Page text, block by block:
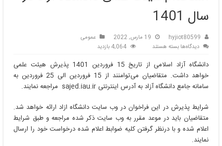
سال 1401
hyjiot80599 19 مارس, 2022
عمومی
دیدگاه‌هابرای
هیئت
علمی
دانشگاه
ازاد
در
سال
1401
بسته هستند 4,064 بازدید
دانشگاه آزاد اسلامی از تاریخ 15 فروردین 1401 پذیرش هیئت علمی
خواهد داشت. متقاضیان می‌توامنند از 15 فروردین الی 25 فروردین به
سامانه جامع دانشگاه آزاد به آدرس اینترنتی sajed.iau.ir مراجعه نمایند.
شرایط پذیرش در این فراخوان در وب سایت دانشگاه ازاد ارائه خواهد شد.
متقاضیان باید در موعد مقرر به وب سایت ذکر شده مراجعه و طبق شرایط
اعلام شده و با درنظر گرفتن کلیه ضوابط اعلام شده درخواست خود را ارسال
نمایند.